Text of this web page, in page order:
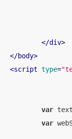
</div>
</body>
<script type=
var
var